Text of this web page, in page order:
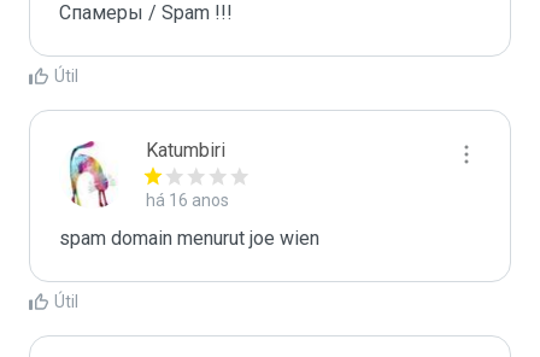
Спамеры / Spam !!!
Útil
Katumbiri
há 16 anos
spam domain menurut joe wien
Útil